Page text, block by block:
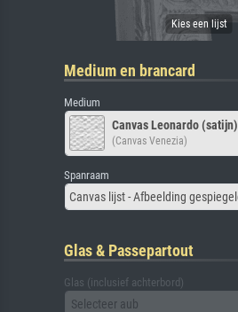
Medium en brancard
Medium
Canvas Leonardo (satijn)
(Canvas Venezia)
Spanraam
Glas & Passepartout
Glas (inclusief achterbord)
Selecteer aub